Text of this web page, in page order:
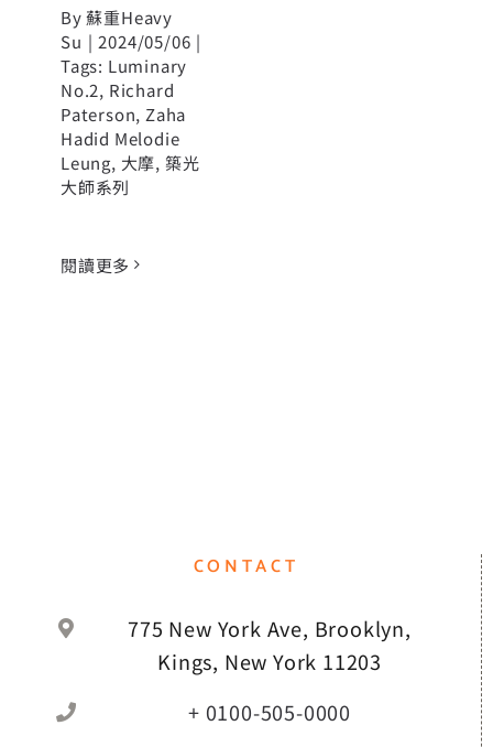
By蘇重Heavy
Su | 2024/05/06 |
Tags: Luminary
No.2, Richard
Paterson, Zaha
Hadid Melodie
Leung, 大摩, 築光
大師系列
閱讀更多
CONTACT
775 New York Ave, Brooklyn,
Kings, New York 11203
+ 0100-505-0000